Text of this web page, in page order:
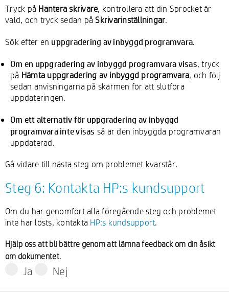
Tryck på Hantera skrivare, kontrollera att din Sprocket är
vald, och tryck sedan påSkrivarinställningar.
Sök efter en uppgradering av inbyggd programvara.
Om en uppgradering av inbyggd programvara visas, tryck
på Hämta uppgradering av inbyggd programvara, och följ
sedan anvisningarna på skärmen för att slutföra
uppdateringen.
Om ett alternativ för uppgradering av inbyggd
programvara inte visas så är den inbyggda programvaran
uppdaterad.
Gå vidare till nästa steg om problemet kvarstår.
Steg 6: Kontakta HP:s kundsupport
Om du har genomfört alla föregående steg och problemet
inte har lösts, kontakta HP:s kundsupport.
Hjälp oss att bli bättre genom att lämna feedback om din åsikt
om dokumentet.
Ja Nej